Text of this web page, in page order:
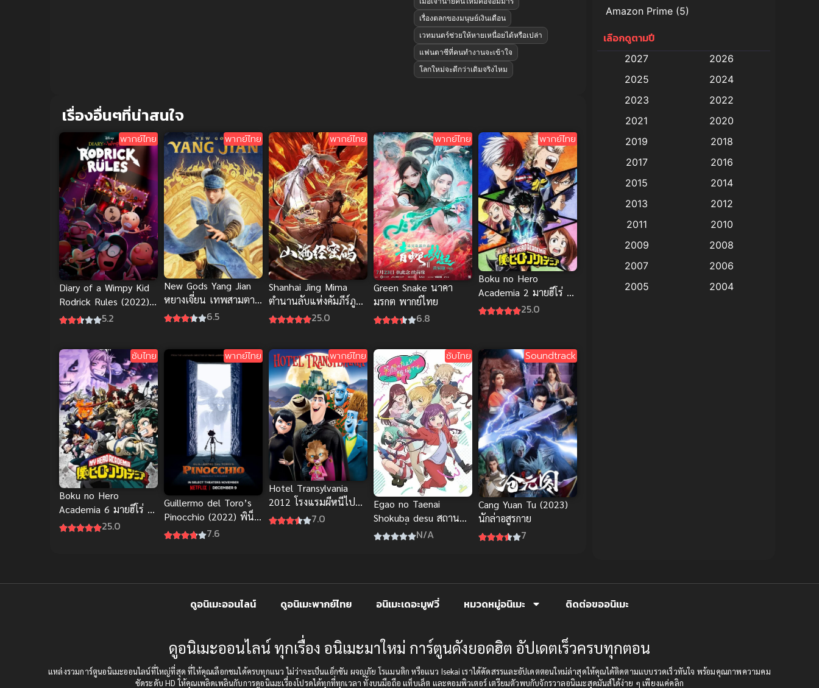
เรื่องตลกของมนุษย์เงินเดือน
เวทมนตร์ช่วยให้หายเหนื่อยได้หรือเปล่า
แฟนตาซีที่คนทำงานจะเข้าใจ
โลกใหม่จะดีกว่าเดิมจริงไหม
เรื่องอื่นๆที่น่าสนใจ
พากย์ไทย
Diary of a Wimpy Kid
Rodrick Rules (2022)
พากย์ไทยดูสนุกจังนะ
5.2
พากย์ไทย
New Gods Yang Jian
หยางเจี่ยน เทพสามตา
มหาศึกผนึกเขาบงกช
6.5
พากย์ไทย
Shanhai Jing Mima
ตำนานลับแห่งคัมภีร์ภูผา
สมุทร ซับไทย25.0
พากย์ไทย
Green Snake นาคา
มรกต พากย์ไทย
6.8
พากย์ไทย
Boku no Hero
Academia 2 มายฮีโร่ อ
คาเดเมีย ภาค 2 พากย์
25.0
ซับไทย
Boku no Hero
Academia 6 มายฮีโร่ อ
คาเดเมีย ภาค 6 ซับไทย
25.0
พากย์ไทย
Guillermo del Toro’s
Pinocchio (2022) พิน็
อกคิโอ พากย์ไทยดูฟรี
7.6
พากย์ไทย
Hotel Transylvania
2012 โรงแรมผีหนีไปพัก
ร้อน พากย์ไทย อนิเมะ
7.0
ซับไทย
Egao no Taenai
Shokuba desu สถานที่
ทำงานที่ไม่เคยขาดรอย
N/A
Soundtrack
Cang Yuan Tu (2023)
นักล่าอสูรกาย
7
Amazon Prime (5)
Anal (ประตูหลัง)
Animation การ์ตูน
Animation อนิเมะ
Animation แอนิเมชัน (19)
anime(9)
Big tits (นมใหญ่)
Bitch (ผู้หญิงร่าน)
Creampie (หลั่งใน)
Crime อาชญากรรม
Cultivation(33)
เลือกดูตามปี
2027
2026
2025
2024
2023
2022
2021
2020
2019
2018
2017
2016
2015
2014
2013
2012
2011
2010
2009
2008
2007
2006
2005
2004
ดูอนิเมะออนไลน์ ดูอนิเมะพากย์ไทย อนิเมะเดอะมูฟวี่ หมวดหมู่อนิเมะ ติดต่อขออนิเมะ
ดูอนิเมะออนไลน์ ทุกเรื่อง อนิเมะมาใหม่ การ์ตูนดังยอดฮิต อัปเดตเร็วครบทุกตอน
แหล่งรวมการ์ตูนอนิเมะออนไลน์ที่ใหญ่ที่สุด ที่ให้คุณเลือกชมได้ครบทุกแนว ไม่ว่าจะเป็นแอ็กชัน ผจญภัย โรแมนติก หรือแนว Isekai เราได้คัดสรรและอัปเดตตอนใหม่ล่าสุดให้คุณได้ติดตามแบบรวดเร็วทันใจ พร้อมคุณภาพความคม
ชัดระดับ HD ให้คุณเพลิดเพลินกับการดูอนิเมะเรื่องโปรดได้ทุกที่ทุกเวลา ทั้งบนมือถือ แท็บเล็ต และคอมพิวเตอร์ เตรียมตัวพบกับจักรวาลอนิเมะสุดมันส์ได้ง่าย ๆ เพียงแค่คลิก